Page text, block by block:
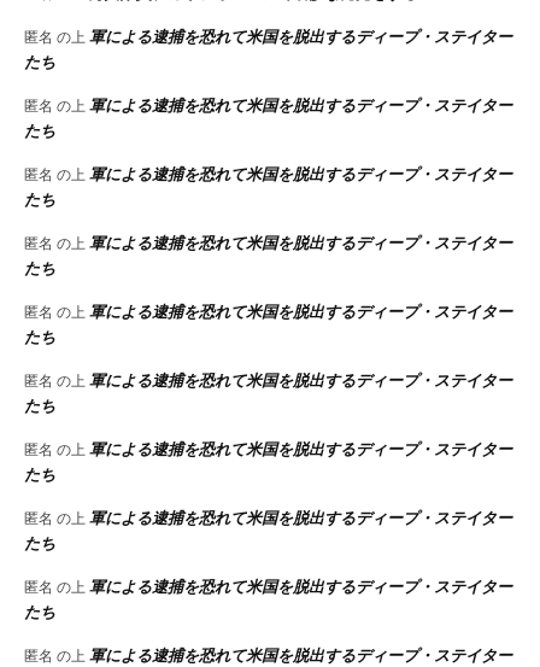
匿名 の上 軍による逮捕を恐れて米国を脱出するディープ・ステイター
たち
匿名 の上 軍による逮捕を恐れて米国を脱出するディープ・ステイター
たち
匿名 の上 軍による逮捕を恐れて米国を脱出するディープ・ステイター
たち
匿名 の上 軍による逮捕を恐れて米国を脱出するディープ・ステイター
たち
匿名 の上 軍による逮捕を恐れて米国を脱出するディープ・ステイター
たち
匿名 の上 軍による逮捕を恐れて米国を脱出するディープ・ステイター
たち
匿名 の上 軍による逮捕を恐れて米国を脱出するディープ・ステイター
たち
匿名 の上 軍による逮捕を恐れて米国を脱出するディープ・ステイター
たち
匿名 の上 軍による逮捕を恐れて米国を脱出するディープ・ステイター
たち
匿名 の上 軍による逮捕を恐れて米国を脱出するディープ・ステイター